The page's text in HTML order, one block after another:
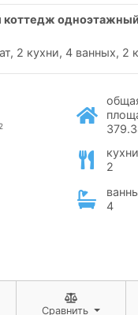
2 кухни, 4 ванных, 2
2
кухни
2
4
Сравнить